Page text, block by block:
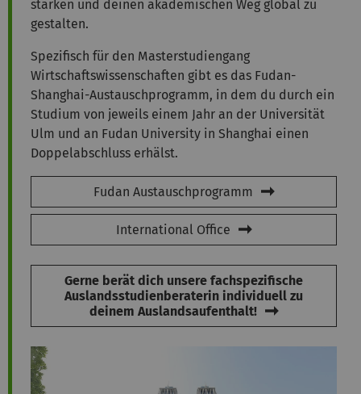
stärken und deinen akademischen Weg global zu
gestalten.
Spezifisch für den Masterstudiengang
Wirtschaftswissenschaften gibt es das Fudan-
Shanghai-Austauschprogramm, in dem du durch ein
Studium von jeweils einem Jahr an der Universität
Ulm und an Fudan University in Shanghai einen
Doppelabschluss erhälst.
Fudan Austauschprogramm
International Office
Gerne berät dich unsere fachspezifische
Auslandsstudienberaterin individuell zu
deinem Auslandsaufenthalt!